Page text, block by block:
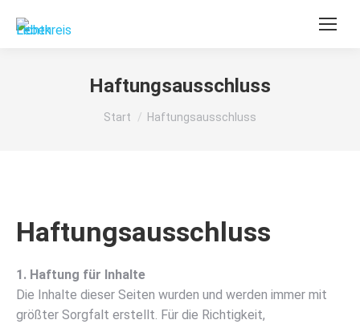
Haftungsausschluss
Sie befinden sich hier:
Start Haftungsausschluss
Haftungsausschluss
1. Haftung für Inhalte
Die Inhalte dieser Seiten wurden und werden immer mit
größter Sorgfalt erstellt. Für die Richtigkeit,